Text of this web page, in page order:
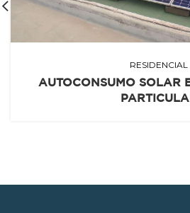
RESIDENCIAL
AUTOCONSUMO SOLAR